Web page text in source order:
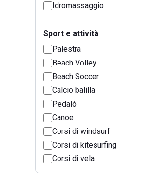
Idromassaggio
Sport e attività
Palestra
Beach Volley
Beach Soccer
Calcio balilla
Pedalò
Canoe
Corsi di windsurf
Corsi di kitesurfing
Corsi di vela